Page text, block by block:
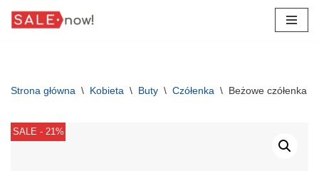
Strona główna \ Kobieta \ Buty \ Czółenka \ Beżowe czółenka
SALE - 21%